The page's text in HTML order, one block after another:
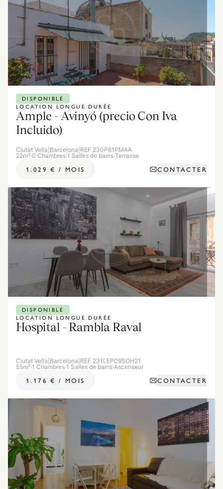
LOCATION LONGUE DURÉE
DISPONIBLE
Ample - Avinyó (precio Con Iva
Incluido)
Ciutat Vella Barcelona REF 230P61PMAA
22m²·0 Chambres·1 Salles de bains·Terrasse
1.029 € / MOIS CONTACTER
LOCATION LONGUE DURÉE
DISPONIBLE
Hospital - Rambla Raval
Ciutat Vella Barcelona REF 231LEP09SOH21
55m²·1 Chambres·1 Salles de bains·Ascenseur
1.176 € / MOIS CONTACTER